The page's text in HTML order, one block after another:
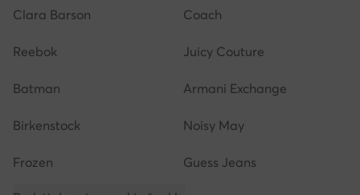
Clara Barson Coach
Reebok Juicy Couture
Batman Armani Exchange
Birkenstock Noisy May
Frozen Guess Jeans